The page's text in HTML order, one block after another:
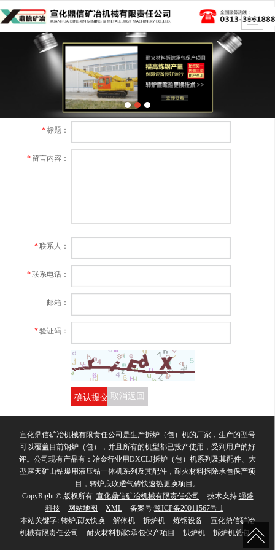
很遗憾，因您的浏览器版本过低导致无法获得最佳浏览体验，推荐下载安装谷歌浏览器！
*标题：
* 留言内容：
*联系人：
*联系电话：
邮箱：
*验证码：
确认提交 取消返回
宣化鼎信矿冶机械有限责任公司是生产拆炉（包）机的厂家，生产的型号
可以覆盖目前钢炉（包），并且所有的机型都已投产使用，受到用户的好
评。公司现有产品有：冶金行业用DXCLJ拆炉（包）机系列及其配件、大
型露天矿山钻爆用液压钻一体机系列及其配件，耐火材料拆除承包保产项
目，转炉底吹透气砖快速热更换项目。
CopyRight © 版权所有: 宣化鼎信矿冶机械有限责任公司 技术支持:强盛
科技
网站地图 XML 备案号:冀ICP备20011567号-1
本站关键字: 转炉底吹快换 解体机 拆炉机 炼钢设备
宣化鼎信矿冶
机械有限责任公司
耐火材料拆除承包保产项目 扒炉机 拆炉机总包